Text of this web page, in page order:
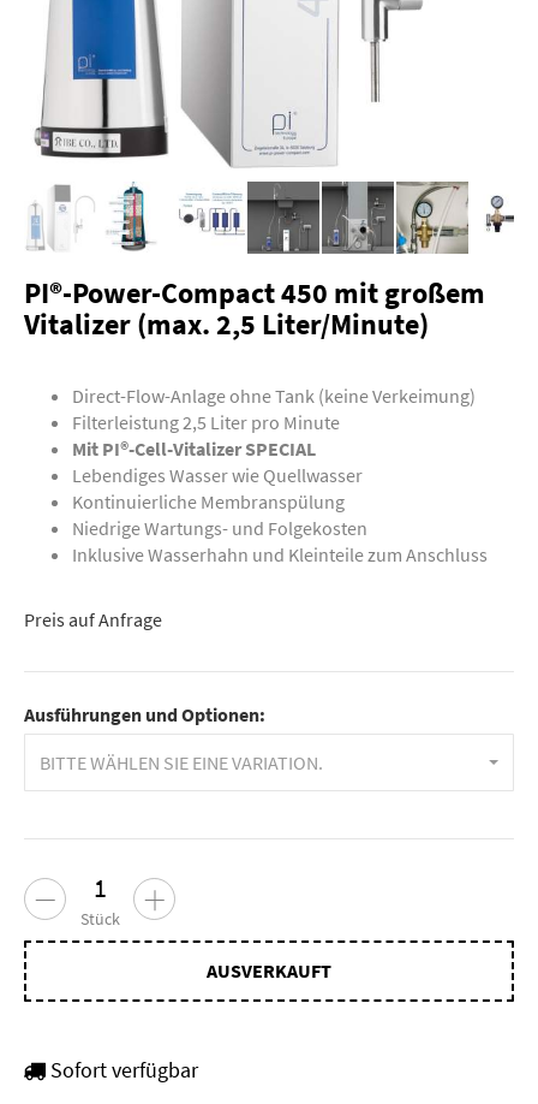
PI®-Power-Compact 450 mit großem
Vitalizer (max. 2,5 Liter/Minute)
Direct-Flow-Anlage ohne Tank (keine Verkeimung)
Filterleistung 2,5 Liter pro Minute
Mit PI®-Cell-Vitalizer SPECIAL
Lebendiges Wasser wie Quellwasser
Kontinuierliche Membranspülung
Niedrige Wartungs- und Folgekosten
Inklusive Wasserhahn und Kleinteile zum Anschluss
Preis auf Anfrage
Ausführungen und Optionen:
BITTE WÄHLEN SIE EINE VARIATION.
Stück
AUSVERKAUFT
Sofort verfügbar